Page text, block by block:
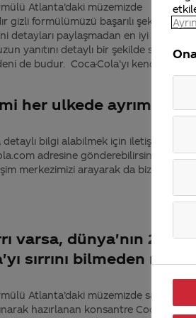
Atlanta’daki müzemizde
gizli formülümüzü başarılı şekilde
detayları paylaşmadan en iyi şekilde
yanıtını detaylı bir şekilde sizinle
de budur. Coca-Cola’yı kendine...
her ulkede ayrımı
detaylı bilgi alabilmek için iletişim
adresine gönderebilirsiniz.
merkezimizi arayarak da bize
varsa, dünya'nın 206
sırrını bilmeden nasıl
Atlanta’daki müzemizde
hazırlanan konsantre Coca-